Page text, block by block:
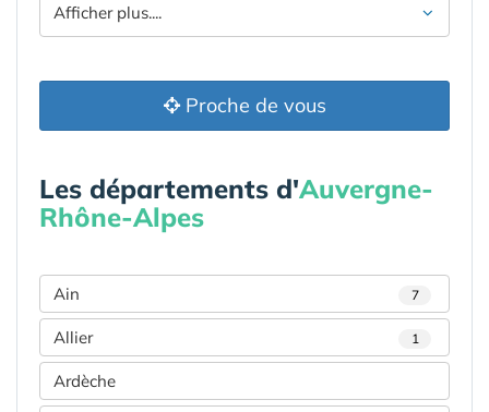
Afficher plus....
Proche de vous
Les départements d'Auvergne-
Rhône-Alpes
Ain 7
Allier 1
Ardèche